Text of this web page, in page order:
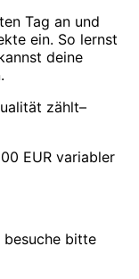
Tag an und
ein. So lernst
deine
zählt–
EUR variabler
besuche bitte